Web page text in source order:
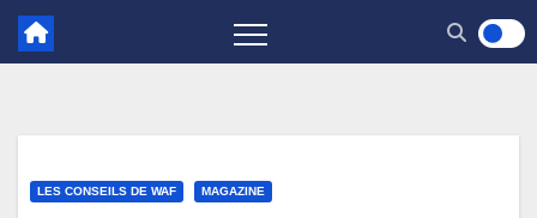
LES CONSEILS DE WAF MAGAZINE